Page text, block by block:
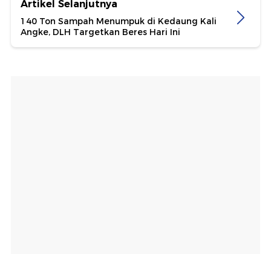
Artikel Selanjutnya
140 Ton Sampah Menumpuk di Kedaung Kali
Angke, DLH Targetkan Beres Hari Ini